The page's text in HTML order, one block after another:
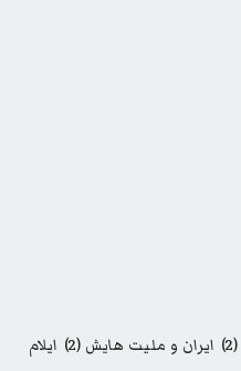
(2) ایران و ملیت هایش (2)
ایلام